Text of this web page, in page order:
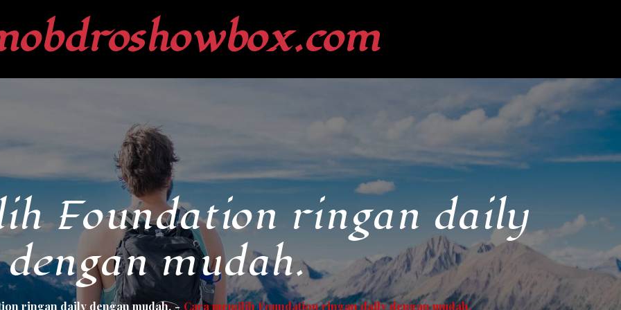
Foundation ringan daily
dengan mudah.
ringan daily dengan mudah. Cara memilih Foundation ringan daily dengan mudah.